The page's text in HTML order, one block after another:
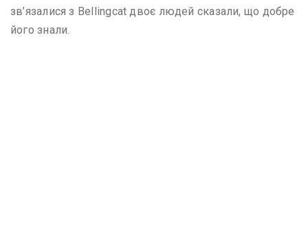
зв’язалися з Bellingcat двоє людей сказали, що добре
його знали.